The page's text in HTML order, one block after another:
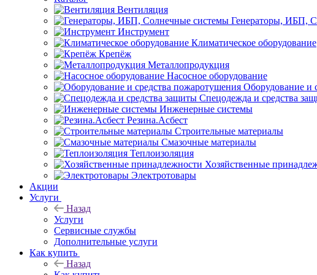
Вентиляция
Генераторы, ИБП,
Инструмент
Климатическое оборудование
Крепёж
Металлопродукция
Насосное оборудование
Оборудование и
Спецодежда и средства
Инженерные системы
Резина.Асбест
Строительные материалы
Смазочные материалы
Теплоизоляция
Хозяйственные
Электротовары
Акции
Услуги
Назад
Услуги
Сервисные службы
Дополнительные услуги
Как купить
Назад